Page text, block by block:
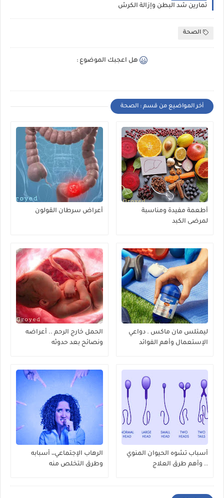
تمارين شد البطن وإزالة الكرش
الصحة
هل اعجبك الموضوع :
أخر المواضيع من قسم : الصحة
أطعمة مفيدة ومناسبة
لمرضى الكبد
أعراض سرطان القولون
ليمتلس مان ماكس . دواعي
الإستعمال وأهم الفوائد
الحمل خارج الرحم .. أعراضه
ونصائح بعد حدوثه
أسباب تشوه الحيوان المنوي
.. وأهم طرق العلاج
الرهاب الإجتماعي،، أسبابه
وطرق التخلص منه